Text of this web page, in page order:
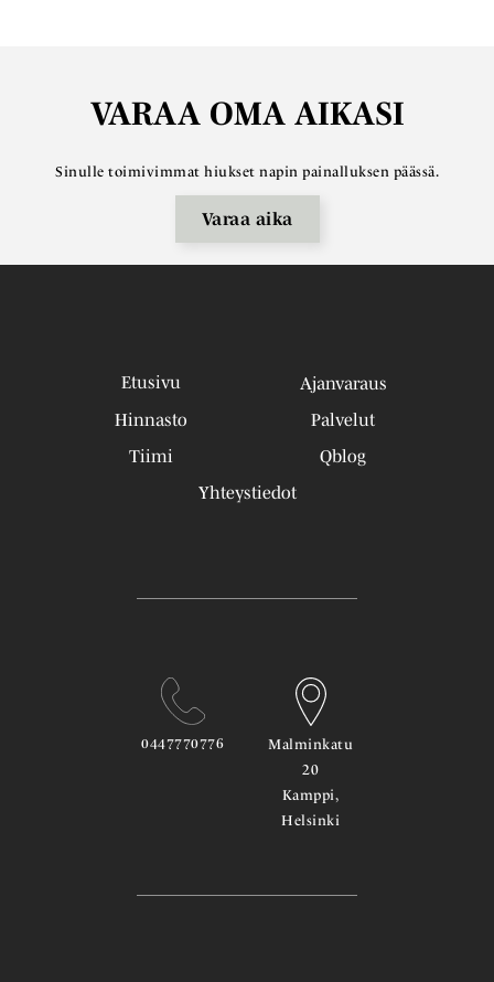
VARAA OMA AIKASI
Sinulle toimivimmat hiukset napin painalluksen päässä.
Varaa aika
Etusivu
Ajanvaraus
Hinnasto
Palvelut
Tiimi
Qblog
Yhteystiedot
0447770776
Malminkatu
20
Kamppi,
Helsinki